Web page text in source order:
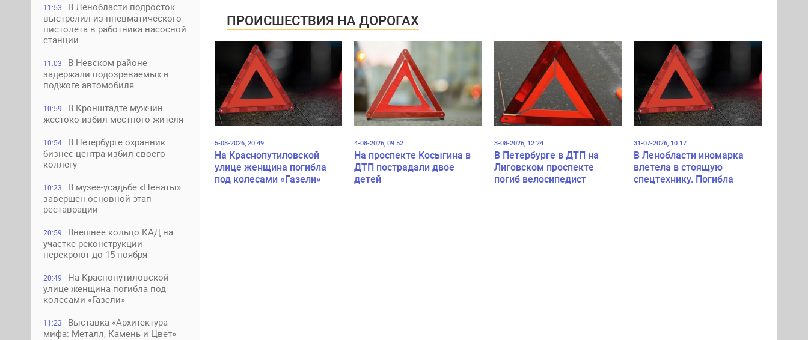
11:53
В Ленобласти подросток
выстрелил из пневматического
пистолета в работника насосной
станции
11:03
В Невском районе
задержали подозреваемых в
поджоге автомобиля
10:59
В Кронштадте мужчин
жестоко избил местного жителя
10:54
В Петербурге охранник
бизнес-центра избил своего
коллегу
10:23
В музее-усадьбе «Пенаты»
завершен основной этап
реставрации
20:59
Внешнее кольцо КАД на
участке реконструкции
перекроют до 15 ноября
20:49
На Краснопутиловской
улице женщина погибла под
колесами «Газели»
11:23
Выставка «Архитектура
мифа: Металл, Камень и Цвет»
ПРОИСШЕСТВИЯ НА ДОРОГАХ
5-08-2026, 20:49
На Краснопутиловской
улице женщина погибла
под колесами «Газели»
4-08-2026, 09:52
На проспекте Косыгина в
ДТП пострадали двое
детей
3-08-2026, 12:24
В Петербурге в ДТП на
Лиговском проспекте
погиб велосипедист
31-07-2026, 10:17
В Ленобласти иномарка
влетела в стоящую
спецтехнику. Погибла